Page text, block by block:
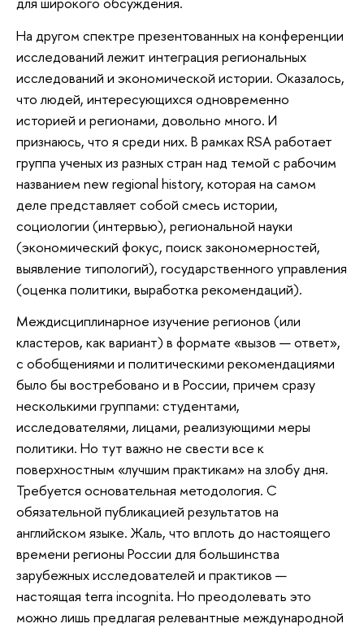
На другом спектре презентованных на конференции
исследований лежит интеграция региональных
исследований и экономической истории. Оказалось,
что людей, интересующихся одновременно
историей и регионами, довольно много. И
признаюсь, что я среди них. В рамках RSA работает
группа ученых из разных стран над темой с рабочим
названием new regional history, которая на самом
деле представляет собой смесь истории,
социологии (интервью), региональной науки
(экономический фокус, поиск закономерностей,
выявление типологий), государственного управления
(оценка политики, выработка рекомендаций).
Междисциплинарное изучение регионов (или
кластеров, как вариант) в формате «вызов — ответ»,
с обобщениями и политическими рекомендациями
было бы востребовано и в России, причем сразу
несколькими группами: студентами,
исследователями, лицами, реализующими меры
политики. Но тут важно не свести все к
поверхностным «лучшим практикам» на злобу дня.
Требуется основательная методология. С
обязательной публикацией результатов на
английском языке. Жаль, что вплоть до настоящего
времени регионы России для большинства
зарубежных исследователей и практиков —
настоящая terra incognita. Но преодолевать это
можно лишь предлагая релевантные международной